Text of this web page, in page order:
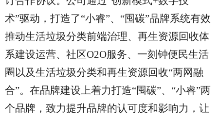
术”驱动，打造了“小睿”、“囤碳”品牌系统有效
推动生活垃圾分类前端治理、再生资源回收体
系建设运营、社区O2O服务、一刻钟便民生活
圈以及生活垃圾分类和再生资源回收“两网融
合”。在品牌建设上着力打造“囤碳”、“小睿”两
个品牌，致力提升品牌的认可度和影响力，让